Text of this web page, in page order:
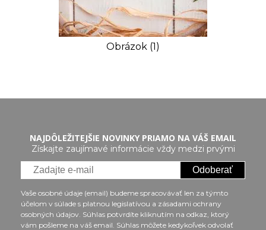
Obrázok (1)
NAJDÔLEŽITEJŠIE NOVINKY PRIAMO NA VÁŠ EMAIL
Získajte zaujímavé informácie vždy medzi prvými
Odoberať
Vaše osobné údaje (email) budeme spracovávať len za týmto
účelom v súlade s platnou legislatívou a zásadami ochrany
osobných údajov. Súhlas potvrdíte kliknutím na odkaz, ktorý
vám pošleme na váš email. Súhlas môžete kedykoľvek odvolať